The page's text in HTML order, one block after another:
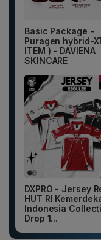
Basic Package -
Puragen hybrid-
ITEM ) - DAVIENA
SKINCARE
DXPRO - Jersey
HUT RI
Indonesia
Drop 1...